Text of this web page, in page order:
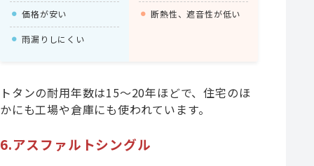
価格が安い
雨漏りしにくい
断熱性、遮音性が低い
トタンの耐用年数は15～20年ほどで、住宅のほ
かにも工場や倉庫にも使われています。
6.アスファルトシングル